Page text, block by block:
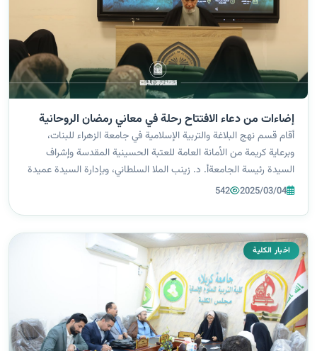
إضاءات من دعاء الافتتاح رحلة في معاني رمضان الروحانية
أقام قسم نهج البلاغة والتربية الإسلامية في جامعة الزهراء للبنات،
وبرعاية كريمة من الأمانة العامة للعتبة الحسينية المقدسة وإشراف
السيدة رئيسة الجامعةأ. د. زينب الملا السلطاني، وبإدارة السيدة عميدة
كلية التربية أ.د. ايمان سمير بهية، محاضرة بعنوان "إضاءات من دعاء...
2025/03/04
542
اخبار الكلية